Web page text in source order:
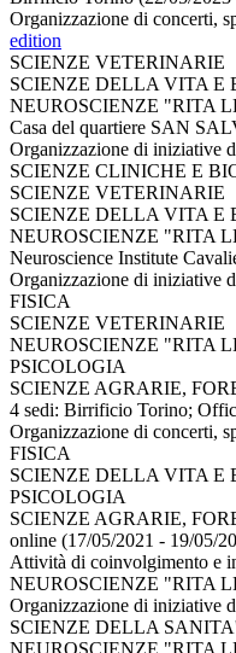
Organizzazione di concerti,
edition
SCIENZE VETERINARIE
SCIENZE DELLA VITA E
NEUROSCIENZE "RITA
Casa del quartiere SAN
Organizzazione di iniziative
SCIENZE CLINICHE E
SCIENZE VETERINARIE
SCIENZE DELLA VITA E
NEUROSCIENZE "RITA
Neuroscience Institute
Organizzazione di iniziative
FISICA
SCIENZE VETERINARIE
NEUROSCIENZE "RITA
PSICOLOGIA
SCIENZE AGRARIE,
4 sedi: Birrificio Torino;
Organizzazione di concerti,
FISICA
SCIENZE DELLA VITA E
PSICOLOGIA
SCIENZE AGRARIE,
online (17/05/2021 - 19/05/
Attività di coinvolgimento e
NEUROSCIENZE "RITA
Organizzazione di iniziative
SCIENZE DELLA